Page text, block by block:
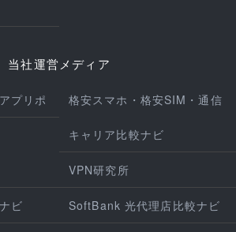
当社運営メディア
プリポ 格安スマホ・格安SIM・通信
キャリア比較ナビ
VPN研究所
ビ SoftBank 光代理店比較ナビ